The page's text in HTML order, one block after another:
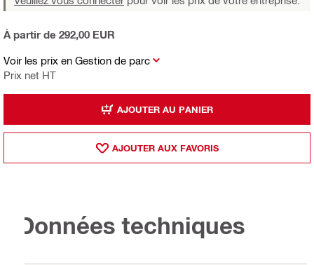
Voir les prix en Gestion de parc
Prix net HT
À partir de 292,00 EUR
AJOUTER AU PANIER
AJOUTER AUX FAVORIS
Données techniques